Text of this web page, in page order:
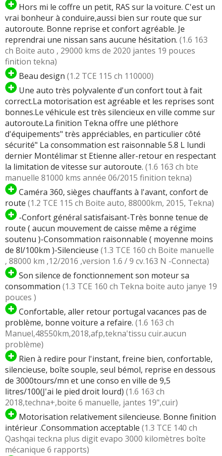
Hors mi le coffre un petit, RAS sur la voiture. C'est un
vrai bonheur à conduire,aussi bien sur route que sur
autoroute. Bonne reprise et confort agréable. Je
reprendrai une nissan sans aucune hésitation. (1.6 163
ch Boite auto , 29000 kms de 2020 jantes 19 pouces
finition tekna)
Beau design (1.2 TCE 115 ch 110000)
Une auto très polyvalente d'un confort tout à fait
correct.La motorisation est agréable et les reprises sont
bonnes.Le véhicule est très silencieux en ville comme sur
autoroute.La finition Tekna offre une pléthore
d'équipements" très appréciables, en particulier côté
sécurité" La consommation est raisonnable 5.8 L lundi
dernier Montélimar st Etienne aller-retour en respectant
la limitation de vitesse sur autoroute. (1.6 163 ch bte
manuelle 81000 kms année 06/2015 finition tekna)
Caméra 360, sièges chauffants à l'avant, confort de
route (1.2 TCE 115 ch Boite auto, 88000km, 2015, Tekna)
-Confort général satisfaisant-Très bonne tenue de
route ( aucun mouvement de caisse même a régime
soutenu )-Consommation raisonnable ( moyenne moins
de 8l/100km )-Silencieuse (1.3 TCE 160 ch Boite manuelle
, 88000 km ,12/2016 ,version 1.6 / 9 cv.163 N -Connecta)
Son silence de fonctionnement son moteur sa
consommation (1.3 TCE 160 ch Tekna boite auto janye 19
pouces )
Confortable, aller retour portugal vacances pas de
problème, bonne voiture a refaire. (1.6 163 ch
Manuel,48550km,2018,afp,tekna'tissu cuir.aucun
problème)
Rien à redire pour l'instant, freine bien, confortable,
silencieuse, boîte souple, seul bémol, reprise en dessous
de 3000tours/mn et une conso en ville de 9,5
litres/100(J'ai le pied droit lourd) (1.6 163 ch
2018,techna+,boite 6 manuelle, jantes 19",cuir)
Motorisation relativement silencieuse. Bonne finition
intérieur .Consommation acceptable (1.3 TCE 140 ch
Qashqai teckna plus digit evapo 3000 kilomètres boîte
mécanique 6 rapports)